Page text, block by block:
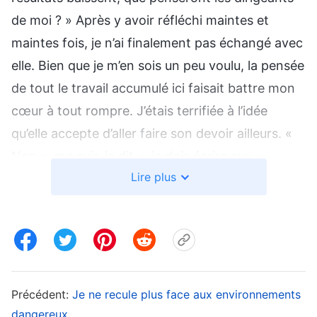
de moi ? » Après y avoir réfléchi maintes et
maintes fois, je n’ai finalement pas échangé avec
elle. Bien que je m’en sois un peu voulu, la pensée
de tout le travail accumulé ici faisait battre mon
cœur à tout rompre. J’étais terrifiée à l’idée
qu’elle accepte d’aller faire son devoir ailleurs. «
dirigeants et expliquer notre situation concrète
ne diront-ils pas que je suis trop égoïste, que je
ne tiens pas compte des intentions de Dieu, et
que j’empêche la maison de Dieu de promouvoir
Lire plus
Précédent: Je ne recule plus face aux environnements
dangereux